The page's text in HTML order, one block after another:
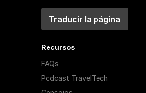
Traducir la página
Recursos
FAQs
Podcast TravelTech